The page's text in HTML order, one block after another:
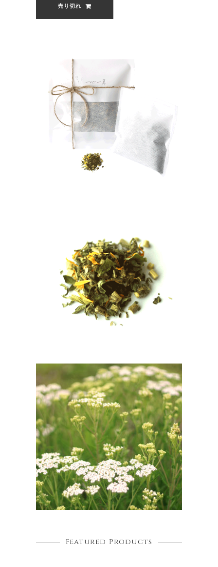
売り切れ
Featured Products